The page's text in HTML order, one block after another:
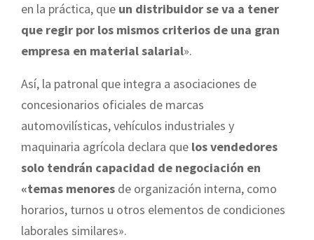
en la práctica, que un distribuidor se va a tener
que regir por los mismos criterios de una gran
empresa en material salarial».
Así, la patronal que integra a asociaciones de
concesionarios oficiales de marcas
automovilísticas, vehículos industriales y
maquinaria agrícola declara que los vendedores
solo tendrán capacidad de negociación en
«temas menores de organización interna, como
horarios, turnos u otros elementos de condiciones
laborales similares».